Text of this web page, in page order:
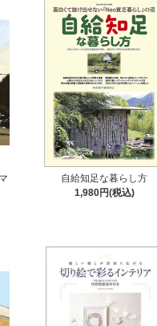
自給知足な暮らし方
1,980円(税込)